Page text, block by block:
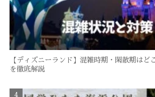
【ディズニーランド】混雑時期・閑散期はど
を徹底解説